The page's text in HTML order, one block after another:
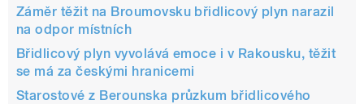
Záměr těžit na Broumovsku břidlicový plyn narazil
na odpor místních
Břidlicový plyn vyvolává emoce i v Rakousku, těžit
se má za českými hranicemi
Starostové z Berounska průzkum břidlicového